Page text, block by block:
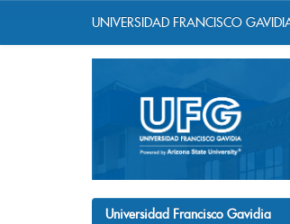
UNIVERSIDAD FRANCISCO
Universidad Francisco Gavidia